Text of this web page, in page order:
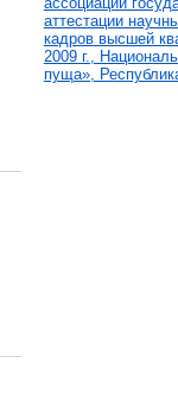
аттестации
кадров высшей
2009 г.,
пуща»,